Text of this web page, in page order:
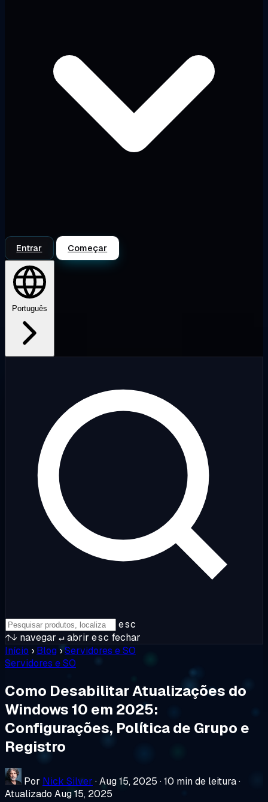
Entrar Começar
Português
esc
↑↓ navegar ↵abrir esc fechar
Início › Blog ›Servidores e SO
Servidores e SO
Como Desabilitar Atualizações do
Windows 10 em 2025:
Configurações, Política de Grupo e
Registro
Por Nick Silver ·Aug 15, 2025 ·10 min de leitura·
Atualizado Aug 15, 2025